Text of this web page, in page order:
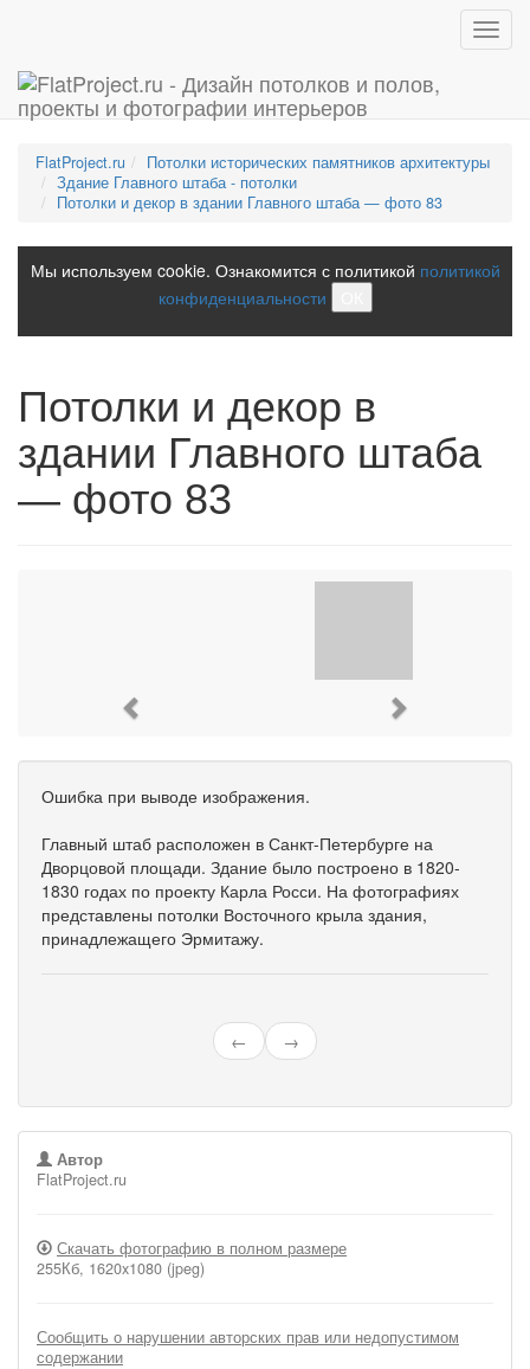
FlatProject.ru
Потолки исторических памятников архитектуры
Здание Главного штаба - потолки
Потолки и декор в здании Главного штаба — фото 83
Мы используем cookie. Ознакомится с политикой политикой
конфиденциальности
Потолки и декор в
здании Главного штаба
— фото 83
Ошибка при выводе изображения.
Главный штаб расположен в Санкт-Петербурге на
Дворцовой площади. Здание было построено в 1820-
1830 годах по проекту Карла Росси. На фотографиях
представлены потолки Восточного крыла здания,
принадлежащего Эрмитажу.
← →
Автор
FlatProject.ru
Скачать фотографию в полном размере
255Кб, 1620x1080 (jpeg)
Сообщить о нарушении авторских прав или недопустимом
содержании